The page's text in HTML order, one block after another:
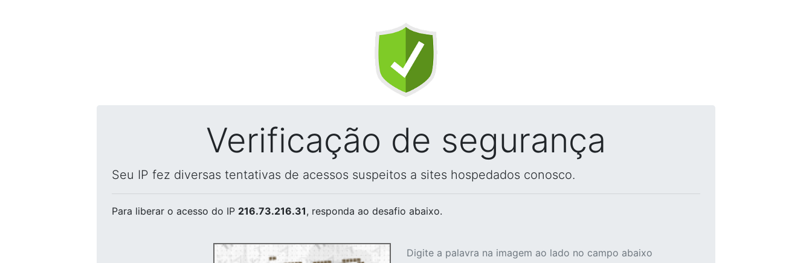
Verificação de segurança
Seu IP fez diversas tentativas de acessos suspeitos a sites hospedados conosco.
Para liberar o acesso do IP 216.73.216.31, responda ao desafio abaixo.
Digite a palavra na imagem ao lado no campo abaixo